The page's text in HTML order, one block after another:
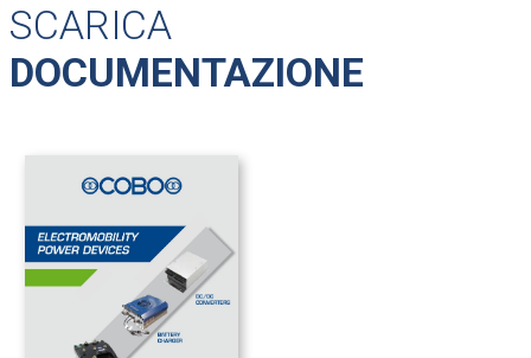
SCARICA
DOCUMENTAZIONE